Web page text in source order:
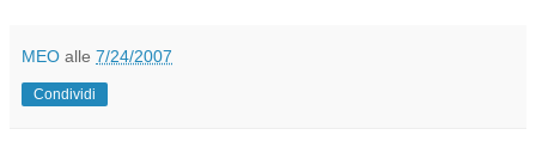
MEO alle 7/24/2007
Condividi